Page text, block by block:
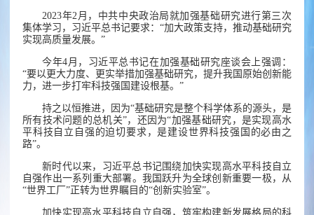
2023年2月，中共中央政治局就加强基础研究进行第三次
集体学习，习近平总书记要求：“加大政策支持，推动基础研究
实现高质量发展。”
今年4月，习近平总书记在加强基础研究座谈会上强调：
“要以更大力度、更实举措加强基础研究，提升我国原始创新能
力，进一步打牢科技强国建设根基。”
持之以恒推进，因为“基础研究是整个科学体系的源头，是
所有技术问题的总机关”，还因为“加强基础研究，是实现高水
平科技自立自强的迫切要求，是建设世界科技强国的必由之
路”。
新时代以来，习近平总书记围绕加快实现高水平科技自立
自强作出一系列重大部署。我国跃升为全球创新重要一极，从
“世界工厂”正转为世界瞩目的“创新实验室”。
加快实现高水平科技自立自强，筑牢构建新发展格局的科